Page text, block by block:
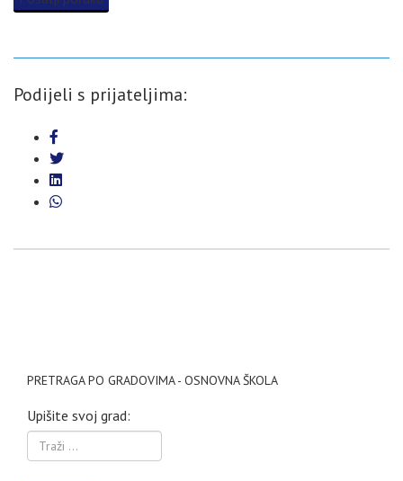
Podijeli s prijateljima:
PRETRAGA PO GRADOVIMA - OSNOVNA ŠKOLA
Upišite svoj grad: